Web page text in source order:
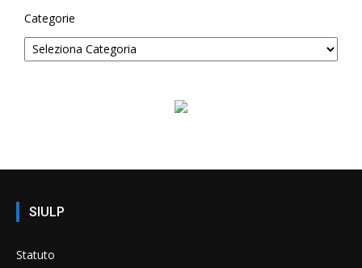
Categorie
SIULP
Statuto